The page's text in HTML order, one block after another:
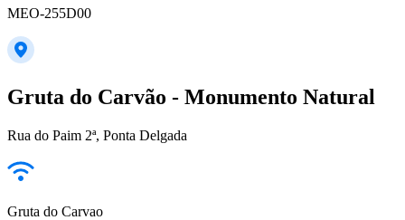
MEO-255D00
Gruta do Carvão - Monumento Natural
Rua do Paim 2ª, Ponta Delgada
Gruta do Carvao